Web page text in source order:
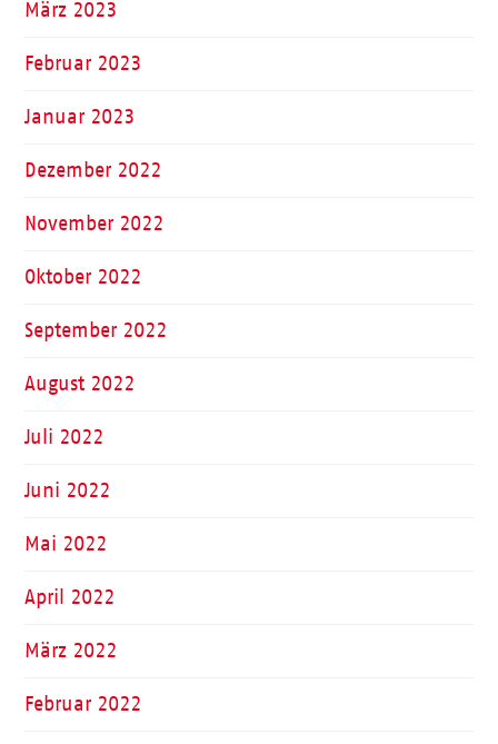
März 2023
Februar 2023
Januar 2023
Dezember 2022
November 2022
Oktober 2022
September 2022
August 2022
Juli 2022
Juni 2022
Mai 2022
April 2022
März 2022
Februar 2022